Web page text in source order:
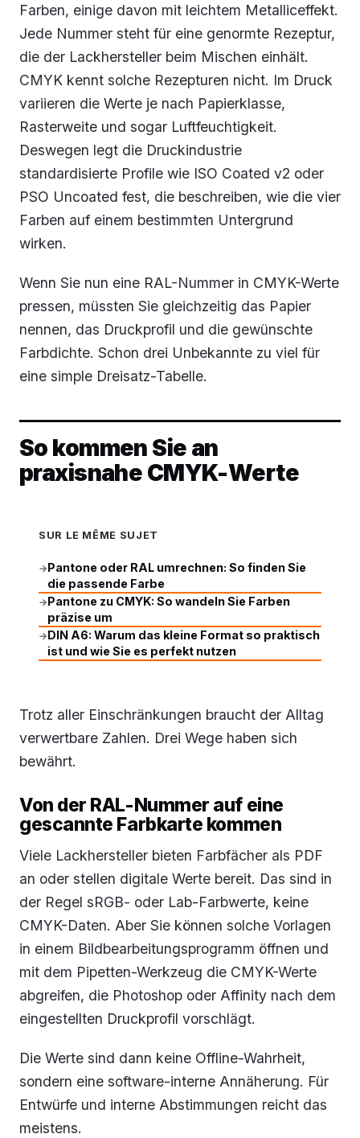
Farben, einige davon mit leichtem Metalliceffekt.
Jede Nummer steht für eine genormte Rezeptur,
die der Lackhersteller beim Mischen einhält.
CMYK kennt solche Rezepturen nicht. Im Druck
variieren die Werte je nach Papierklasse,
Rasterweite und sogar Luftfeuchtigkeit.
Deswegen legt die Druckindustrie
standardisierte Profile wie ISO Coated v2 oder
PSO Uncoated fest, die beschreiben, wie die vier
Farben auf einem bestimmten Untergrund
wirken.
Wenn Sie nun eine RAL-Nummer in CMYK-Werte
pressen, müssten Sie gleichzeitig das Papier
nennen, das Druckprofil und die gewünschte
Farbdichte. Schon drei Unbekannte zu viel für
eine simple Dreisatz-Tabelle.
So kommen Sie an
praxisnahe CMYK-Werte
SUR LE MÊME SUJET
→Pantone oder RAL umrechnen: So finden Sie
die passende Farbe
→Pantone zu CMYK: So wandeln Sie Farben
präzise um
→DIN A6: Warum das kleine Format so praktisch
ist und wie Sie es perfekt nutzen
Trotz aller Einschränkungen braucht der Alltag
verwertbare Zahlen. Drei Wege haben sich
bewährt.
Von der RAL-Nummer auf eine
gescannte Farbkarte kommen
Viele Lackhersteller bieten Farbfächer als PDF
an oder stellen digitale Werte bereit. Das sind in
der Regel sRGB- oder Lab-Farbwerte, keine
CMYK-Daten. Aber Sie können solche Vorlagen
in einem Bildbearbeitungsprogramm öffnen und
mit dem Pipetten-Werkzeug die CMYK-Werte
abgreifen, die Photoshop oder Affinity nach dem
eingestellten Druckprofil vorschlägt.
Die Werte sind dann keine Offline-Wahrheit,
sondern eine software-interne Annäherung. Für
Entwürfe und interne Abstimmungen reicht das
meistens.